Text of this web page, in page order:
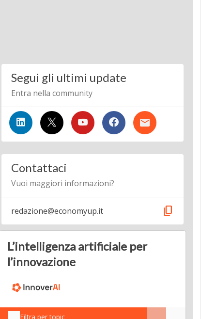
Segui gli ultimi update
Entra nella community
Contattaci
Vuoi maggiori informazioni?
redazione@economyup.it content_copy
L’intelligenza artificiale per
l’innovazione
Filtra per topic